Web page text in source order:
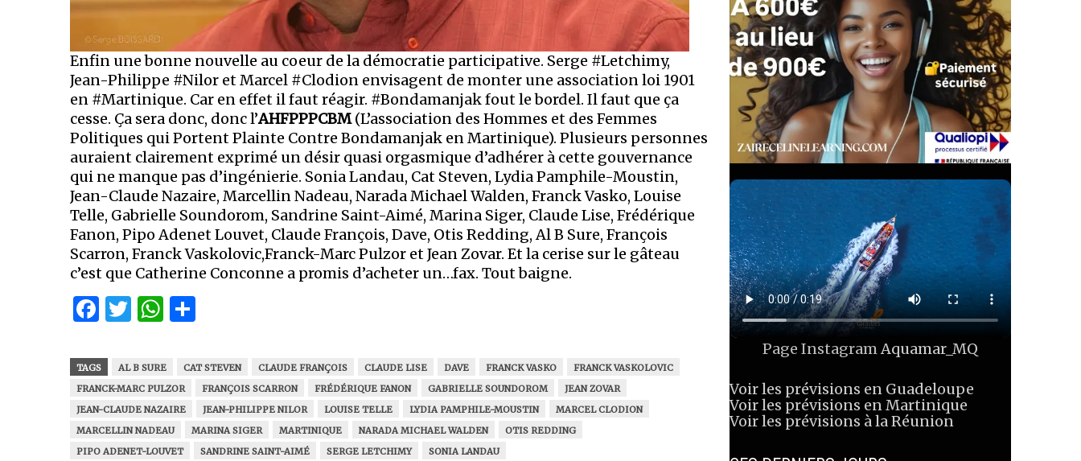
Enfin une bonne nouvelle au coeur de la démocratie participative. Serge #Letchimy,
Jean-Philippe #Nilor et Marcel #Clodion envisagent de monter une association loi 1901
en #Martinique. Car en effet il faut réagir. #Bondamanjak fout le bordel. Il faut que ça
cesse. Ça sera donc, donc l’AHFPPPCBM(L’association des Hommes et des Femmes
Politiques qui Portent Plainte Contre Bondamanjak en Martinique). Plusieurs personnes
auraient clairement exprimé un désir quasi orgasmique d’adhérer à cette gouvernance
qui ne manque pas d’ingénierie. Sonia Landau, Cat Steven, Lydia Pamphile-Moustin,
Jean-Claude Nazaire, Marcellin Nadeau, Narada Michael Walden, Franck Vasko, Louise
Telle, Gabrielle Soundorom, Sandrine Saint-Aimé, Marina Siger, Claude Lise, Frédérique
Fanon, Pipo Adenet Louvet, Claude François, Dave, Otis Redding, Al B Sure, François
Scarron, Franck Vaskolovic,Franck-Marc Pulzor et Jean Zovar. Et la cerise sur le gâteau
c’est que Catherine Conconne a promis d’acheter un…fax. Tout baigne.
Facebook
Twitter
WhatsApp
TAGS AL B SURE CAT STEVEN CLAUDE FRANÇOIS CLAUDE LISE DAVE FRANCK VASKO
FRANCK VASKOLOVIC
FRANCK-MARC PULZOR
FRANÇOIS SCARRON FRÉDÉRIQUE FANON GABRIELLE SOUNDOROM
JEAN ZOVAR
JEAN-CLAUDE NAZAIRE
JEAN-PHILIPPE NILOR LOUISE TELLE LYDIA PAMPHILE-MOUSTIN
MARCEL CLODION
MARCELLIN NADEAU
MARINA SIGER MARTINIQUE NARADA MICHAEL WALDEN
OTIS REDDING
PIPO ADENET-LOUVET
SANDRINE SAINT-AIMÉ SERGE LETCHIMY SONIA LANDAU
Page InstagramAquamar_MQ
Voir les prévisions en Guadeloupe
Voir les prévisions en Martinique
Voir les prévisions à la Réunion